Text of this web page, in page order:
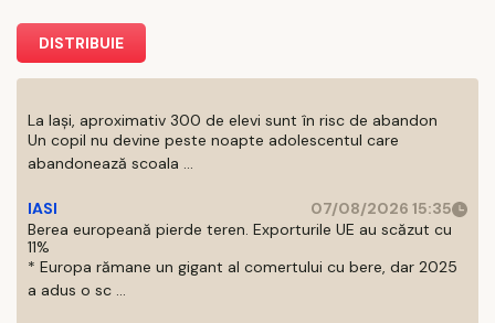
DISTRIBUIE
La Iași, aproximativ 300 de elevi sunt în risc de abandon
Un copil nu devine peste noapte adolescentul care
abandonează scoala ...
IASI
07/08/2026 15:35
Berea europeană pierde teren. Exporturile UE au scăzut cu
11%
* Europa rămane un gigant al comertului cu bere, dar 2025
a adus o sc ...